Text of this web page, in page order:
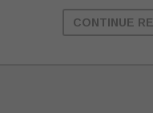
CONTINUE